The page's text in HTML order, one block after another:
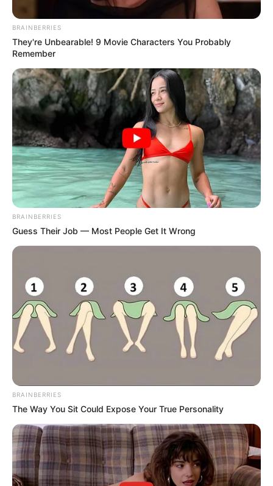
Главная страница
A KISLÁNY TEMETÉSÉN A KUTYA HIRTELEN
CSODA TÖRTÉNT
Published by: 08.05.2026 DRÁMA admin
BRAINBERRIES
They're Unbearable! 9 Movie Characters You Probably
Remember
BRAINBERRIES
Guess Their Job — Most People Get It Wrong
BRAINBERRIES
The Way You Sit Could Expose Your True Personality